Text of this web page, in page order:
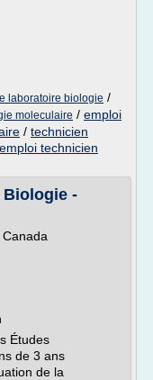
laboratoire biologie /
moleculaire / emploi
/ technicien
technicien
-
Études
de 3 ans
de la